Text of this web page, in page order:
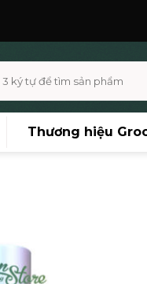
Miễn phí
Thương hiệu